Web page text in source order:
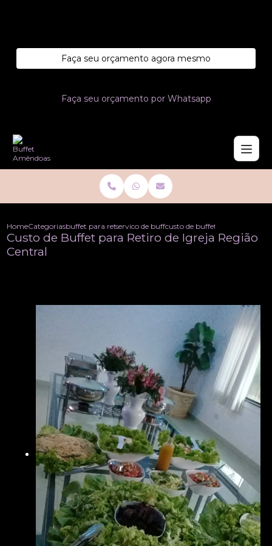
Faça seu orçamento agora mesmo
Faça seu orçamento por Whatsapp
HomeCategoriasbuffet para retirosservico de buffet para retiroscusto de buffet para retiro de
Custo de Buffet para Retiro de Igreja Região
Central